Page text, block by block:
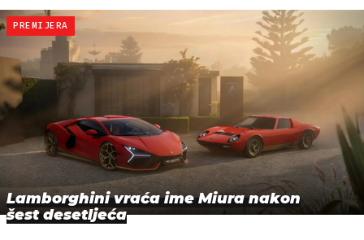
PREMIJERA
Lamborghini vraća ime Miura nakon
šest desetljeća